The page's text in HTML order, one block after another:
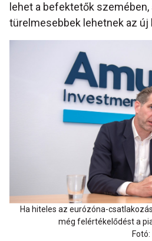
lehet a befektetők szemében,
türelmesebbek lehetnek az új
Ha hiteles az eurózóna-
még felértékelődést a